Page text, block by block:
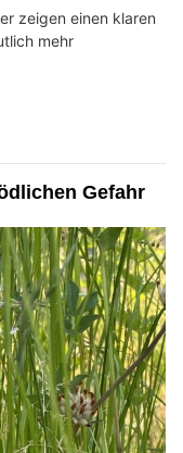
zeigen einen klaren
mehr
Gefahr